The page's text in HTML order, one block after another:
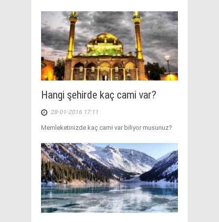
Hangi şehirde kaç cami var?
28-01-2016 17:11
Memleketinizde kaç cami var biliyor musunuz?